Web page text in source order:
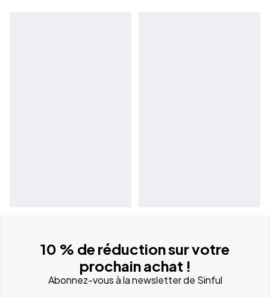
10 % de réduction sur votre
prochain achat !
Abonnez-vous à la newsletter de Sinful